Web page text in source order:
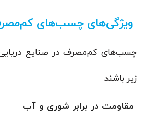
ویژگی‌های چسب‌های
چسب‌های کم‌مصرف در صنایع دریایی
زیر باشند
مقاومت در برابر شوری و آب